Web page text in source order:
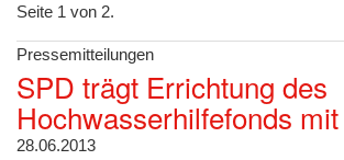
Seite 1 von 2.
Pressemitteilungen
SPD trägt Errichtung des
Hochwasserhilfefonds mit
28.06.2013